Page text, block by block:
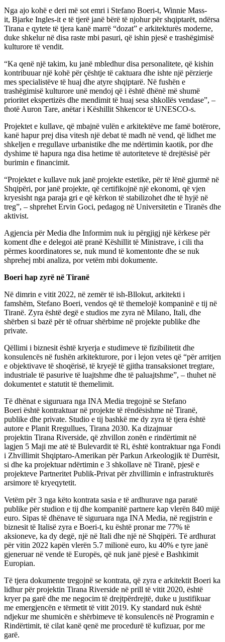
Nga ajo kohë e deri më sot emri i Stefano Boeri-t, Winnie Mass-
it, Bjarke Ingles-it e të tjerë janë bërë të njohur për shqiptarët, ndërsa
Tirana e qytete të tjera kanë marrë “dozat” e arkitekturës moderne,
duke shkelur në disa raste mbi pasuri, që ishin pjesë e trashëgimisë
kulturore të vendit.
“Ka qenë një takim, ku janë mbledhur disa personalitete, që kishin
kontribuuar një kohë për çështje të caktuara dhe ishte një përzierje
mes specialistëve të huaj dhe atyre shqiptarë. Në fushën e
trashëgimisë kulturore unë mendoj që i është dhënë më shumë
prioritet ekspertizës dhe mendimit të huaj sesa shkollës vendase”, –
thotë Auron Tare, anëtar i Këshillit Shkencor të UNESCO-s.
Projektet e kullave, që mbajnë vulën e arkitektëve me famë botërore,
kanë hapur prej disa vitesh një debat të madh në vend, që lidhet me
shkeljen e rregullave urbanistike dhe me ndërtimin kaotik, por dhe
dyshime të hapura nga disa hetime të autoriteteve të drejtësisë për
burimin e financimit.
“Projektet e kullave nuk janë projekte estetike, për të lënë gjurmë në
Shqipëri, por janë projekte, që certifikojnë një ekonomi, që vjen
kryesisht nga paraja gri e që kërkon të stabilizohet dhe të hyjë në
treg”, – shprehet Ervin Goci, pedagog në Universitetin e Tiranës dhe
aktivist.
Agjencia për Media dhe Informim nuk iu përgjigj një kërkese për
koment dhe e delegoi atë pranë Këshillit të Ministrave, i cili tha
përmes koordinatores se, nuk mund të komentonte dhe se nuk
shprehej mbi analiza, por vetëm mbi dokumente.
Boeri hap zyrë në Tiranë
Në dimrin e vitit 2022, në zemër të ish-Bllokut, arkitekti i
famshëm, Stefano Boeri, vendos që të themelojë kompaninë e tij në
Tiranë. Zyra është degë e studios me zyra në Milano, Itali, dhe
shërben si bazë për të ofruar shërbime në projekte publike dhe
private.
Qëllimi i biznesit është kryerja e studimeve të fizibilitetit dhe
konsulencës në fushën arkitekturore, por i lejon vetes që “për arritjen
e objektivave të shoqërisë, të kryejë të gjitha transaksionet tregtare,
industriale të pasurive të luajtshme dhe të paluajtshme”, – thuhet në
dokumentet e statutit të themelimit.
Të dhënat e siguruara nga INA Media tregojnë se Stefano
Boeri është kontraktuar në projekte të rëndësishme në Tiranë,
publike dhe private. Studio e tij bashkë me dy zyra të tjera është
autore e Planit Rregullues, Tirana 2030. Ka dizajnuar
projektin Tirana Riverside, që zhvillon zonën e rindërtimit në
lagjen 5 Maji me atë të Bulevardit të Ri, është kontraktuar nga Fondi
i Zhvillimit Shqiptaro-Amerikan për Parkun Arkeologjik të Durrësit,
si dhe ka projektuar ndërtimin e 3 shkollave në Tiranë, pjesë e
projekteve Partneritet Publik-Privat për zhvillimin e infrastrukturës
arsimore të kryeqytetit.
Vetëm për 3 nga këto kontrata sasia e të ardhurave nga paratë
publike për studion e tij dhe kompanitë partnere kap vlerën 840 mijë
euro. Sipas të dhënave të siguruara nga INA Media, në regjistrin e
biznesit të Italisë zyra e Boeri-t, ku është pronar me 77% të
aksioneve, ka dy degë, një në Itali dhe një në Shqipëri. Të ardhurat
për vitin 2022 kapën vlerën 5.7 milionë euro, ku 40% e tyre janë
gjeneruar në vende të Europës, që nuk janë pjesë e Bashkimit
Europian.
Të tjera dokumente tregojnë se kontrata, që zyra e arkitektit Boeri ka
lidhur për projektin Tirana Riverside në prill të vitit 2020, është
kryer pa garë dhe me negocim të drejtpërdrejtë, duke u justifikuar
me emergjencën e tërmetit të vitit 2019. Ky standard nuk është
ndjekur me shumicën e shërbimeve të konsulencës në Programin e
Rindërtimit, të cilat kanë qenë me procedurë të kufizuar, por me
garë.